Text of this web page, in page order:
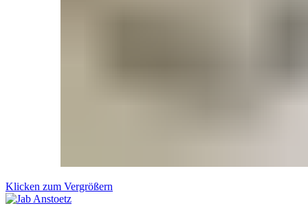
Klicken zum Vergrößern